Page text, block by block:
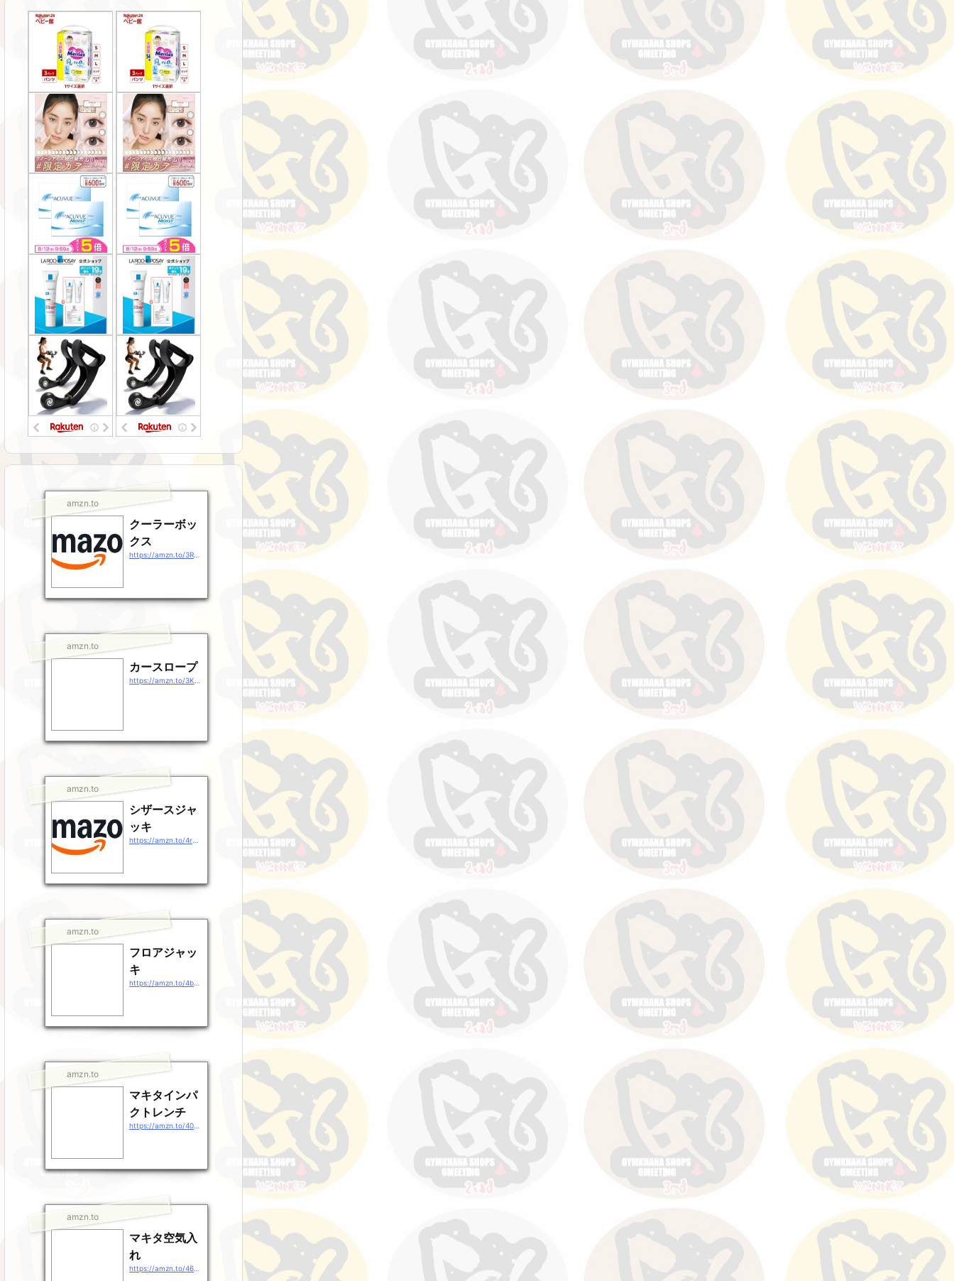
amzn.to
クーラーボッ
クス
amzn.to
カースロープ
amzn.to
シザースジャ
ッキ
amzn.to
フロアジャッ
キ
amzn.to
マキタインパ
クトレンチ
amzn.to
マキタ空気入
れ